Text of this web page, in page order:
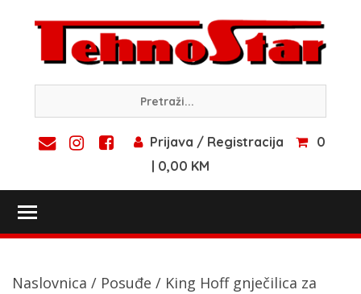
content
Prijava / Registracija
0
| 0,00 KM
Naslovnica / Posuđe / King Hoff gnječilica za